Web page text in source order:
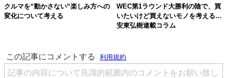
クルマを“動かさない“楽しみ方への
変化について考える
WEC第1ラウンド大勝利の陰で、買
いたいけど買えないモノを考える…
安東弘樹連載コラム